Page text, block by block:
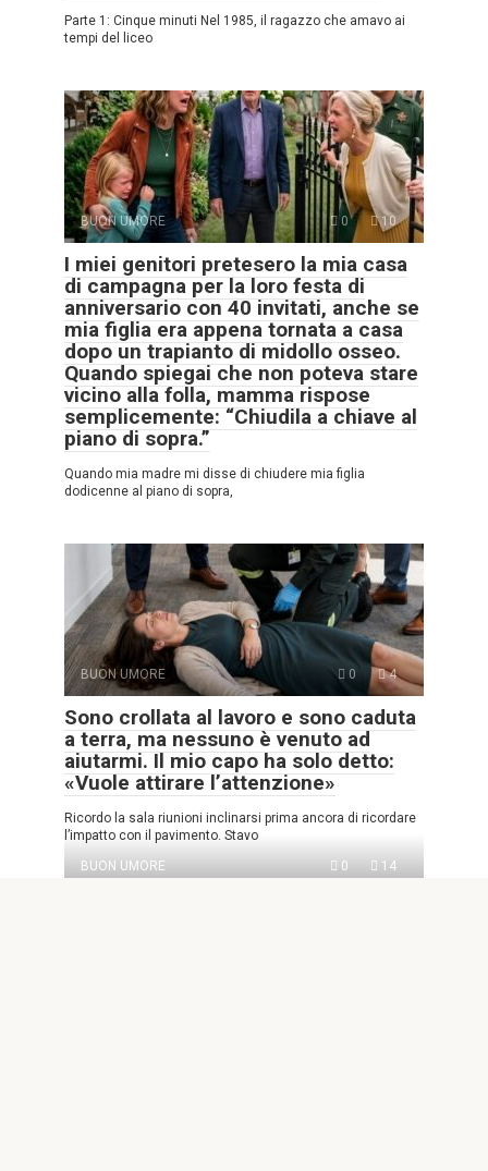
Parte 1: Cinque minuti Nel 1985, il ragazzo che amavo ai
tempi del liceo
BUON UMORE 0 10
I miei genitori pretesero la mia casa
di campagna per la loro festa di
anniversario con 40 invitati, anche se
mia figlia era appena tornata a casa
dopo un trapianto di midollo osseo.
Quando spiegai che non poteva stare
vicino alla folla, mamma rispose
semplicemente: “Chiudila a chiave al
piano di sopra.”
Quando mia madre mi disse di chiudere mia figlia
dodicenne al piano di sopra,
BUON UMORE 0 4
Sono crollata al lavoro e sono caduta
a terra, ma nessuno è venuto ad
aiutarmi. Il mio capo ha solo detto:
«Vuole attirare l’attenzione»
Ricordo la sala riunioni inclinarsi prima ancora di ricordare
l’impatto con il pavimento. Stavo
BUON UMORE
0 14